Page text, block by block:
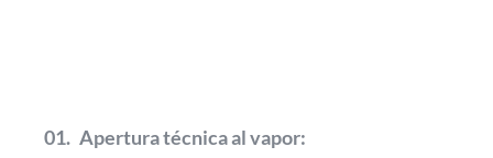
01. Apertura técnica al vapor: